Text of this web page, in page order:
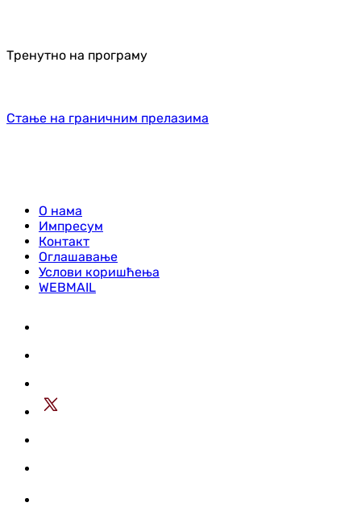
Тренутно на програму
Стање на граничним прелазима
О нама
Импресум
Контакт
Оглашавање
Услови коришћења
WEBMAIL